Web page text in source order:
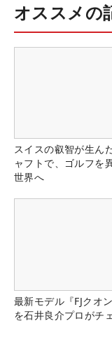
オススメの
スイスの叡智が生ん
ャフトで、ゴルフを
世界へ
最新モデル『FJクオン
を石井良介プロがチ